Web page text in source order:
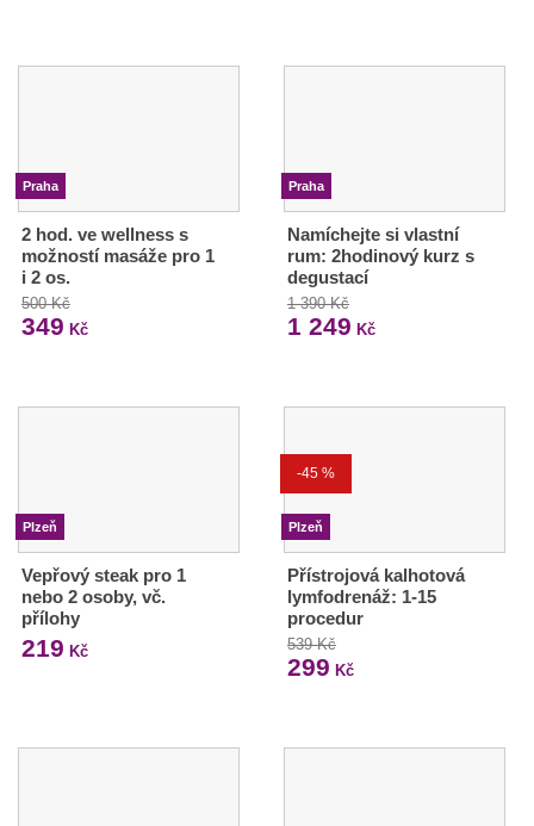
Praha
2 hod. ve wellness s
možností masáže pro 1
i 2 os.
500 Kč
349 Kč
Praha
Namíchejte si vlastní
rum: 2hodinový kurz s
degustací
1 390 Kč
1 249 Kč
Plzeň
Vepřový steak pro 1
nebo 2 osoby, vč.
přílohy
219 Kč
-45 %
Plzeň
Přístrojová kalhotová
lymfodrenáž: 1-15
procedur
539 Kč
299 Kč